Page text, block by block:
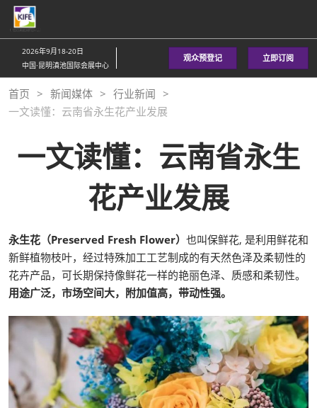
直
接
跳
至
内
容
2026年9月18-20日
中国·昆明滇池国际会展中心
观众预登记 立即订阅
首页 新闻媒体
行业新闻
一文读懂：云南省永生花产业发展
一文读懂：云南省永生
花产业发展
永生花（Preserved Fresh Flower） 也叫保鲜花, 是利用鲜花和
新鲜植物枝叶，经过特殊加工工艺制成的有天然色泽及柔韧性的
花卉产品，可长期保持像鲜花一样的艳丽色泽、质感和柔韧性。
用途广泛，市场空间大，附加值高，带动性强。